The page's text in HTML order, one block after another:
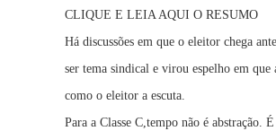
CLIQUE E LEIA AQUI O RESUMO
Há discussões em que o eleitor chega
ser tema sindical e virou espelho em
como o eleitor a escuta.
Para a Classe C,tempo não é abstração.